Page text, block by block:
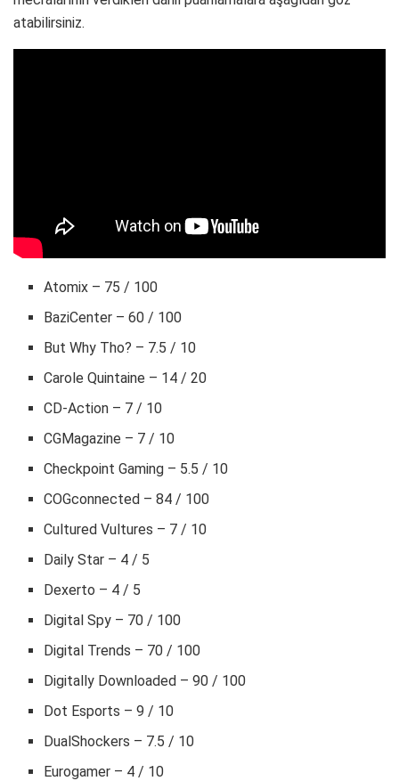
atabilirsiniz.
Atomix – 75 / 100
BaziCenter – 60 / 100
But Why Tho? – 7.5 / 10
Carole Quintaine – 14 / 20
CD-Action – 7 / 10
CGMagazine – 7 / 10
Checkpoint Gaming – 5.5 / 10
COGconnected – 84 / 100
Cultured Vultures – 7 / 10
Daily Star – 4 / 5
Dexerto – 4 / 5
Digital Spy – 70 / 100
Digital Trends – 70 / 100
Digitally Downloaded – 90 / 100
Dot Esports – 9 / 10
DualShockers – 7.5 / 10
Eurogamer – 4 / 10